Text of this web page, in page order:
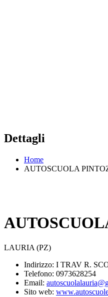
Dettagli
Home
AUTOSCUOLA
LAURIA (PZ)
Indirizzo: I TRAV R.
Telefono: 0973628254
Email:
Sito web: